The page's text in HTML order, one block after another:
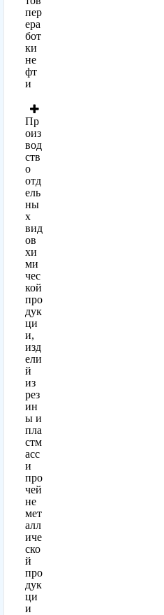
пер
ера
бот
ки
не
фт
и
Пр
оиз
вод
ств
о
отд
ель
ны
х
вид
ов
хи
ми
чес
кой
про
дук
ци
и,
изд
ели
й
из
рез
ин
ы и
пла
стм
асс
и
про
чей
не
мет
алл
иче
ско
й
про
дук
ци
и